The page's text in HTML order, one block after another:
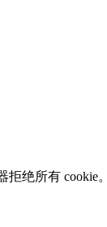
绝所有 cookie。